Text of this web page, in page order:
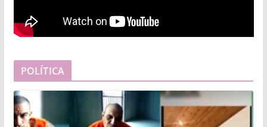
POLÍTICA